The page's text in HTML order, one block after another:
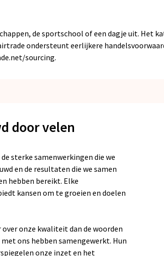
de sportschool of een dagje uit. Het
ondersteunt eerlijkere
sourcing.
door velen
sterke samenwerkingen die we
en de resultaten die we samen
hebben bereikt. Elke
kansen om te groeien en doelen
onze kwaliteit dan de woorden
met ons hebben samengewerkt. Hun
onze inzet en het